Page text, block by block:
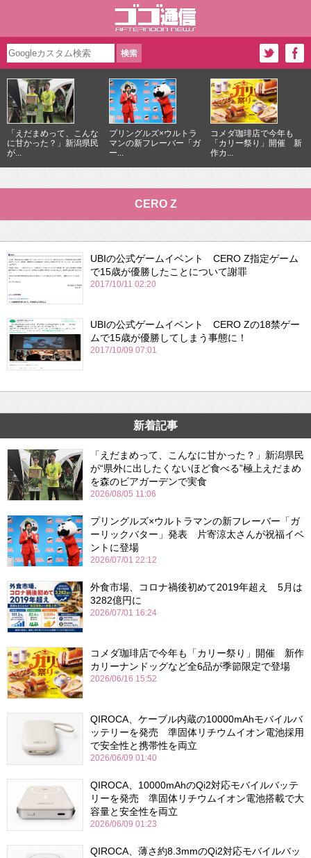
「えだまめって、こんな
に甘かった？」新潟県民
が...
プリングルズ×ウルトラ
マンの新フレーバー「ガ
ー...
コメダ珈琲店で今年も
「カリー祭り」開催 新
作カ...
CERO Z
UBIの公式ゲームイベント CERO Z指定ゲーム
で15歳が優勝したことについて謝罪
2017/10/11 02:20
UBIの公式ゲームイベント CERO Zの18禁ゲー
ムで15歳が優勝してしまう事態に！
2017/10/09 07:01
新着記事
「えだまめって、こんなに甘かった？」新潟県民
が“県外に出したくないほど食べる”極上えだまめ
を森のビアガーデンで実食
2026/08/05 11:06
プリングルズ×ウルトラマンの新フレーバー「ガ
ーリックバター」発表 片寄涼太さんが祝福イベ
ントに登場
2026/07/01 22:12
外食市場、コロナ禍後初めて2019年超え 5月は
3282億円に
2026/07/01 16:24
コメダ珈琲店で今年も「カリー祭り」開催 新作
カリーナンドッグなど全6品が季節限定で登場
2026/06/16 15:52
QIROCA、ケーブル内蔵の10000mAhモバイルバ
ッテリーを発売 準固体リチウムイオン電池採用
で安全性と携帯性を両立
2026/06/09 01:40
QIROCA、10000mAhのQi2対応モバイルバッテ
リーを発売 準固体リチウムイオン電池搭載で大
容量と安全性を両立
2026/06/09 01:23
QIROCA、薄さ約8.3mmのQi2対応モバイルバッ